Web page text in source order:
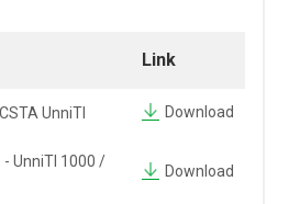
Link
UnniTI Download
- UnniTI 1000 /
Download